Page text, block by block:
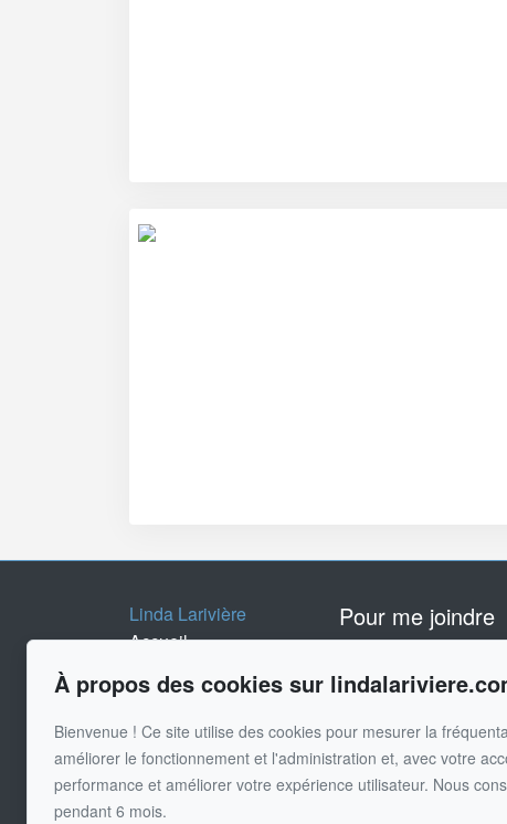
Linda Larivière
Accueil
Inscriptions
Vendre
Acheter
Témoignages
Pour me joindre
Via Capitale
514-830-7581
Écrivez-moi un
À propos des cookies sur
Bienvenue ! Ce site utilise des cookies pour mesurer la
améliorer le fonctionnement et l'administration et, avec votre
performance et améliorer votre expérience utilisateur. Nous
pendant 6 mois.